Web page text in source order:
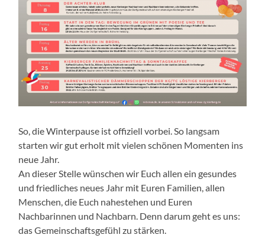
So, die Winterpause ist offiziell vorbei. So langsam
starten wir gut erholt mit vielen schönen Momenten ins
neue Jahr.
An dieser Stelle wünschen wir Euch allen ein gesundes
und friedliches neues Jahr mit Euren Familien, allen
Menschen, die Euch nahestehen und Euren
Nachbarinnen und Nachbarn. Denn darum geht es uns:
das Gemeinschaftsgefühl zu stärken.